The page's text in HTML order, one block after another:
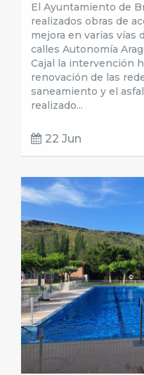
El Ayuntamiento de
realizados obras de
mejora en varias vías
calles Autonomía
Cajal la intervención
renovación de las
saneamiento y el
realizado...
22 Jun